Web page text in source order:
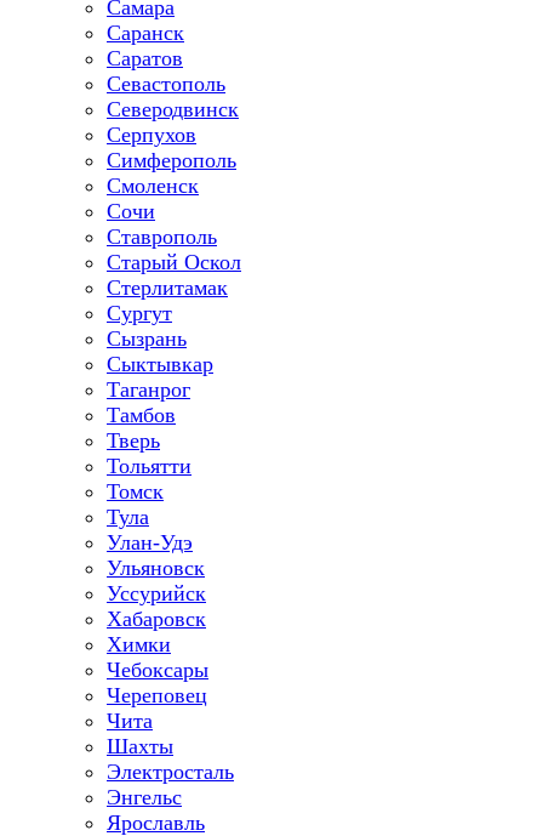
Самара
Саранск
Саратов
Севастополь
Северодвинск
Серпухов
Симферополь
Смоленск
Сочи
Ставрополь
Старый Оскол
Стерлитамак
Сургут
Сызрань
Сыктывкар
Таганрог
Тамбов
Тверь
Тольятти
Томск
Тула
Улан-Удэ
Ульяновск
Уссурийск
Хабаровск
Химки
Чебоксары
Череповец
Чита
Шахты
Электросталь
Энгельс
Ярославль